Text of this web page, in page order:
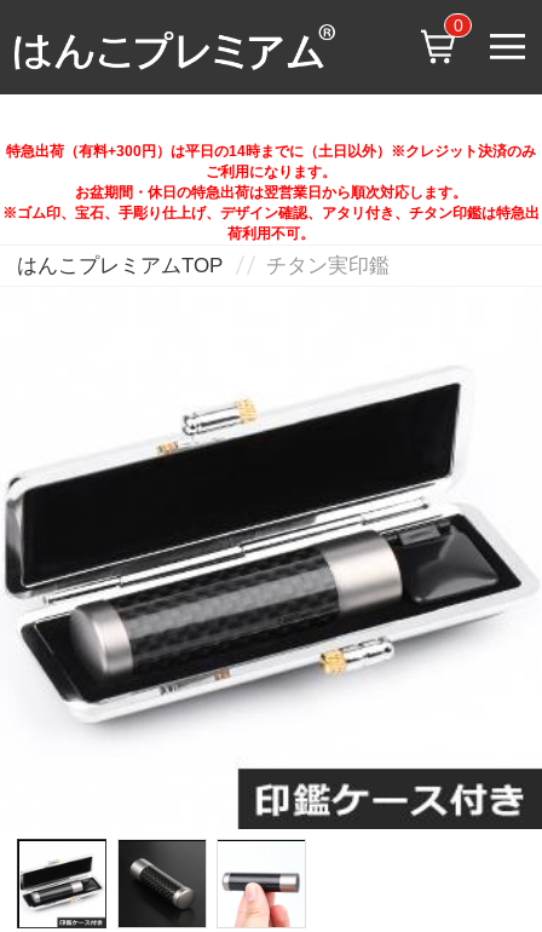
0
特急出荷（有料+300円）は平日の14時までに（土日以外）※クレジット決済のみ
ご利用になります。
お盆期間・休日の特急出荷は翌営業日から順次対応します。
※ゴム印、宝石、手彫り仕上げ、デザイン確認、アタリ付き、チタン印鑑は特急出
荷利用不可。
はんこプレミアムTOP チタン実印鑑